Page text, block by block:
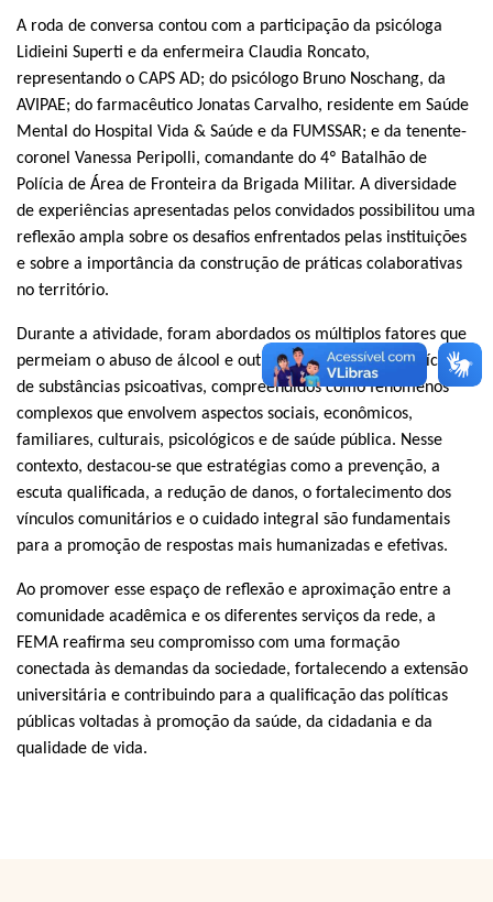
A roda de conversa contou com a participação da psicóloga
Lidieini Superti e da enfermeira Claudia Roncato,
representando o CAPS AD; do psicólogo Bruno Noschang, da
AVIPAE; do farmacêutico Jonatas Carvalho, residente em Saúde
Mental do Hospital Vida & Saúde e da FUMSSAR; e da tenente-
coronel Vanessa Peripolli, comandante do 4º Batalhão de
Polícia de Área de Fronteira da Brigada Militar. A diversidade
de experiências apresentadas pelos convidados possibilitou uma
reflexão ampla sobre os desafios enfrentados pelas instituições
e sobre a importância da construção de práticas colaborativas
no território.
Durante a atividade, foram abordados os múltiplos fatores que
permeiam o abuso de álcool e outras drogas e o tráfico ilícito
de substâncias psicoativas, compreendidos como fenômenos
complexos que envolvem aspectos sociais, econômicos,
familiares, culturais, psicológicos e de saúde pública. Nesse
contexto, destacou-se que estratégias como a prevenção, a
escuta qualificada, a redução de danos, o fortalecimento dos
vínculos comunitários e o cuidado integral são fundamentais
para a promoção de respostas mais humanizadas e efetivas.
Ao promover esse espaço de reflexão e aproximação entre a
comunidade acadêmica e os diferentes serviços da rede, a
FEMA reafirma seu compromisso com uma formação
conectada às demandas da sociedade, fortalecendo a extensão
universitária e contribuindo para a qualificação das políticas
públicas voltadas à promoção da saúde, da cidadania e da
qualidade de vida.